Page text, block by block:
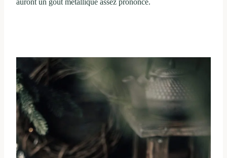
auront un goût métallique assez prononcé.